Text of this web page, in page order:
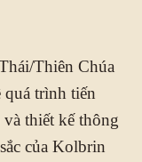
Thiên Chúa
quá trình tiến
thiết kế thông
của Kolbrin